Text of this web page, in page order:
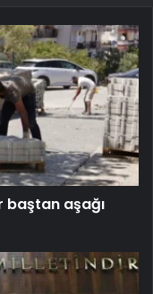
baştan aşağı